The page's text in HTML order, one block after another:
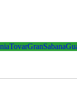
GranSabana